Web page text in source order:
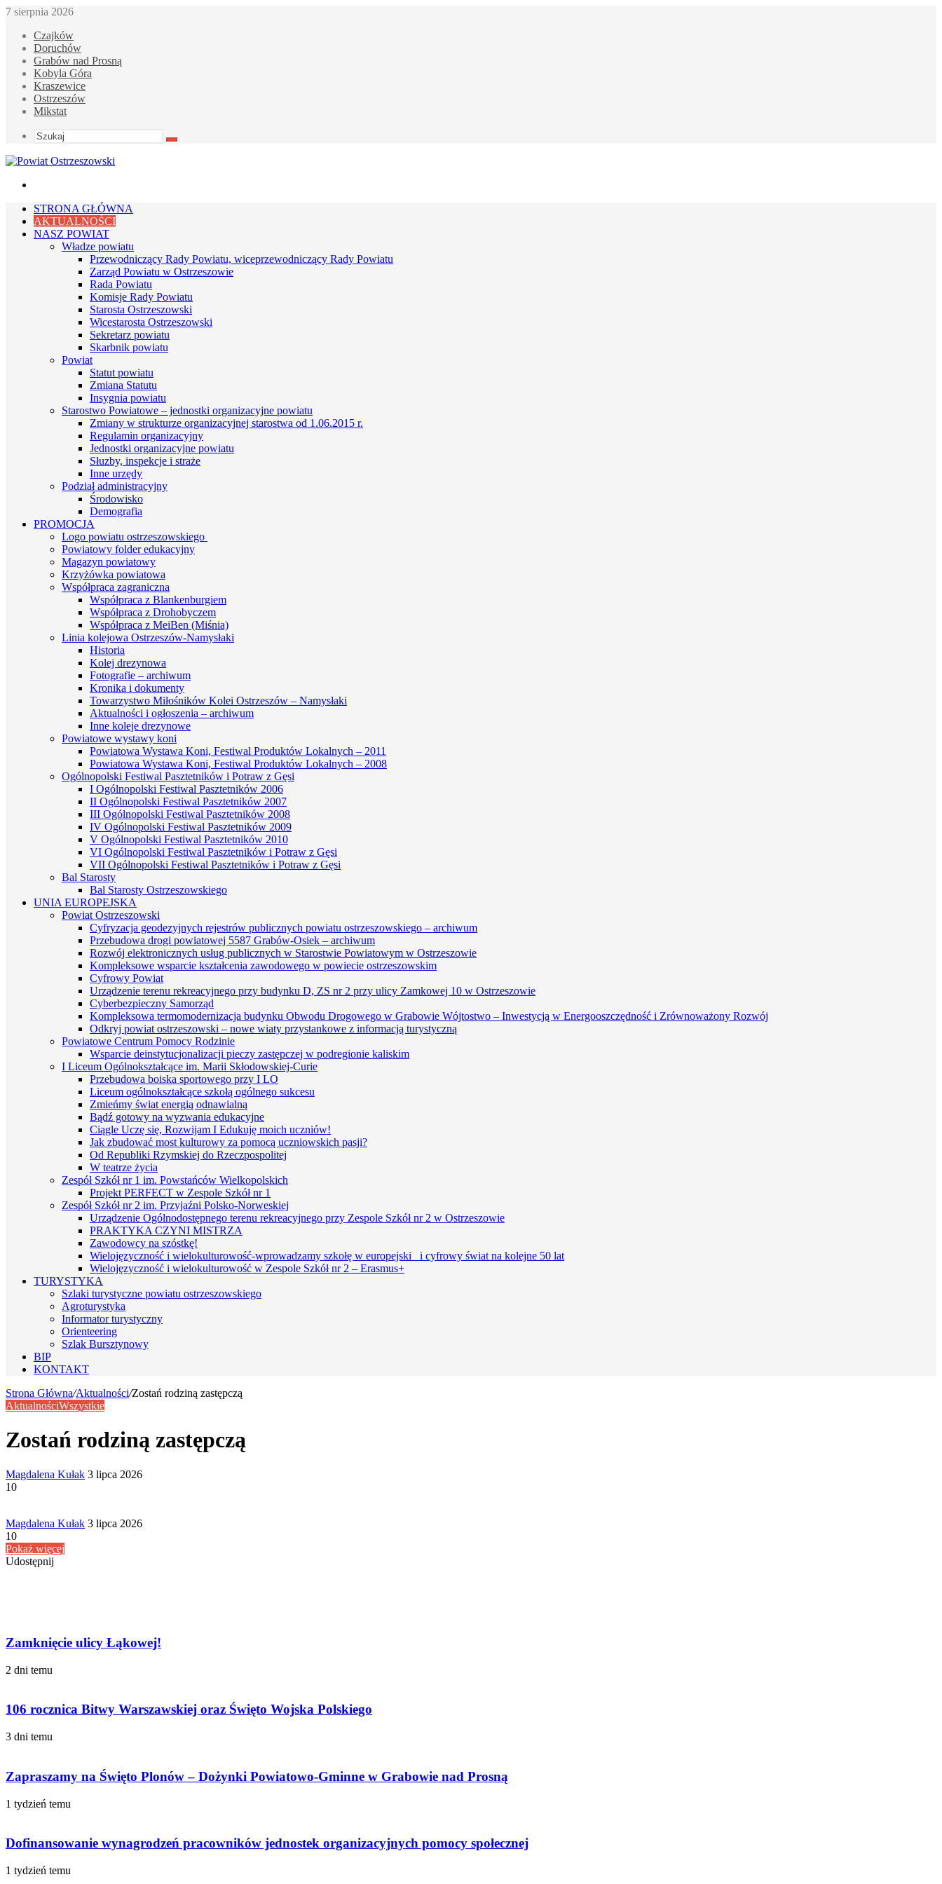
7 sierpnia 2026
Czajków
Doruchów
Grabów nad Prosną
Kobyla Góra
Kraszewice
Ostrzeszów
Mikstat
Szukaj
STRONA GŁÓWNA
AKTUALNOŚCI
NASZ POWIAT
Władze powiatu
Przewodniczący Rady Powiatu, wiceprzewodniczący Rady Powiatu
Zarząd Powiatu w Ostrzeszowie
Rada Powiatu
Komisje Rady Powiatu
Starosta Ostrzeszowski
Wicestarosta Ostrzeszowski
Sekretarz powiatu
Skarbnik powiatu
Powiat
Statut powiatu
Zmiana Statutu
Insygnia powiatu
Starostwo Powiatowe – jednostki organizacyjne powiatu
Zmiany w strukturze organizacyjnej starostwa od 1.06.2015 r.
Regulamin organizacyjny
Jednostki organizacyjne powiatu
Słuzby, inspekcje i straże
Inne urzędy
Podział administracyjny
Środowisko
Demografia
PROMOCJA
Logo powiatu ostrzeszowskiego
Powiatowy folder edukacyjny
Magazyn powiatowy
Krzyżówka powiatowa
Współpraca zagraniczna
Współpraca z Blankenburgiem
Współpraca z Drohobyczem
Współpraca z MeiBen (Miśnia)
Linia kolejowa Ostrzeszów-Namysłaki
Historia
Kolej drezynowa
Fotografie – archiwum
Kronika i dokumenty
Towarzystwo Miłośników Kolei Ostrzeszów – Namysłaki
Aktualności i ogłoszenia – archiwum
Inne koleje drezynowe
Powiatowe wystawy koni
Powiatowa Wystawa Koni, Festiwal Produktów Lokalnych – 2011
Powiatowa Wystawa Koni, Festiwal Produktów Lokalnych – 2008
Ogólnopolski Festiwal Pasztetników i Potraw z Gęsi
I Ogólnopolski Festiwal Pasztetników 2006
II Ogólnopolski Festiwal Pasztetników 2007
III Ogólnopolski Festiwal Pasztetników 2008
IV Ogólnopolski Festiwal Pasztetników 2009
V Ogólnopolski Festiwal Pasztetników 2010
VI Ogólnopolski Festiwal Pasztetników i Potraw z Gęsi
VII Ogólnopolski Festiwal Pasztetników i Potraw z Gęsi
Bal Starosty
Bal Starosty Ostrzeszowskiego
UNIA EUROPEJSKA
Powiat Ostrzeszowski
Cyfryzacja geodezyjnych rejestrów publicznych powiatu ostrzeszowskiego – archiwum
Przebudowa drogi powiatowej 5587 Grabów-Osiek – archiwum
Rozwój elektronicznych usług publicznych w Starostwie Powiatowym w Ostrzeszowie
Kompleksowe wsparcie kształcenia zawodowego w powiecie ostrzeszowskim
Cyfrowy Powiat
Urządzenie terenu rekreacyjnego przy budynku D, ZS nr 2 przy ulicy Zamkowej 10 w Ostrzeszowie
Cyberbezpieczny Samorząd
Kompleksowa termomodernizacja budynku Obwodu Drogowego w Grabowie Wójtostwo – Inwestycją w Energooszczędność i Zrównoważony Rozwój
Odkryj powiat ostrzeszowski – nowe wiaty przystankowe z informacją turystyczną
Powiatowe Centrum Pomocy Rodzinie
Wsparcie deinstytucjonalizacji pieczy zastępczej w podregionie kaliskim
I Liceum Ogólnokształcące im. Marii Skłodowskiej-Curie
Przebudowa boiska sportowego przy I LO
Liceum ogólnokształcące szkołą ogólnego sukcesu
Zmieńmy świat energią odnawialną
Bądź gotowy na wyzwania edukacyjne
Ciągle Uczę się, Rozwijam I Edukuję moich uczniów!
Jak zbudować most kulturowy za pomocą uczniowskich pasji?
Od Republiki Rzymskiej do Rzeczpospolitej
W teatrze życia
Zespół Szkół nr 1 im. Powstańców Wielkopolskich
Projekt PERFECT w Zespole Szkół nr 1
Zespół Szkół nr 2 im. Przyjaźni Polsko-Norweskiej
Urządzenie Ogólnodostępnego terenu rekreacyjnego przy Zespole Szkół nr 2 w Ostrzeszowie
PRAKTYKA CZYNI MISTRZA
Zawodowcy na szóstkę!
Wielojęzyczność i wielokulturowość-wprowadzamy szkołę w europejski i cyfrowy świat na kolejne 50 lat
Wielojęzyczność i wielokulturowość w Zespole Szkół nr 2 – Erasmus+
TURYSTYKA
Szlaki turystyczne powiatu ostrzeszowskiego
Agroturystyka
Informator turystyczny
Orienteering
Szlak Bursztynowy
BIP
KONTAKT
Strona Główna/Aktualności/Zostań rodziną zastępczą
AktualnościWszystkie
Zostań rodziną zastępczą
Magdalena Kułak Send
3 lipca 2026
10
Magdalena Kułak Send
3 lipca 2026
10
Pokaż więcej
Udostępnij
Zamknięcie ulicy Łąkowej!
2 dni temu
106 rocznica Bitwy Warszawskiej oraz Święto Wojska Polskiego
3 dni temu
Zapraszamy na Święto Plonów – Dożynki Powiatowo-Gminne w Grabowie nad Prosną
1 tydzień temu
Dofinansowanie wynagrodzeń pracowników jednostek organizacyjnych pomocy społecznej
1 tydzień temu